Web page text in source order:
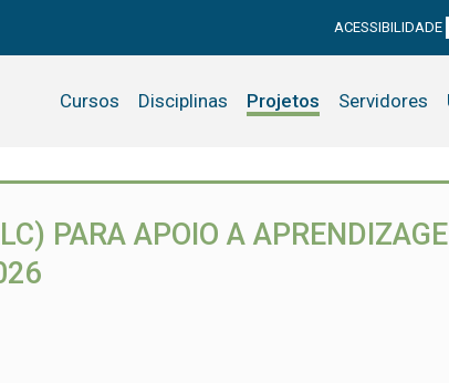
ACESSIBILIDADE
Cursos Disciplinas Projetos Servidores
PARA APOIO A